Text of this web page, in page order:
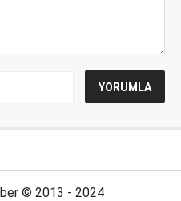
© 2013 - 2024